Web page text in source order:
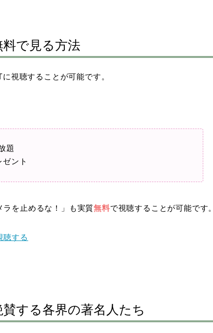
で見る方法
視聴することが可能です。
題
ント
ラを止めるな！」も実質無料で視聴することが可能です。
聴する
する各界の著名人たち